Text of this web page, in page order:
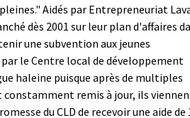
Aidés par Entrepreneuriat
dès 2001 sur leur plan d'affaires
une subvention aux jeunes
le Centre local de développement
haleine puisque après de multiples
constamment remis à jour, ils
du CLD de recevoir une aide de